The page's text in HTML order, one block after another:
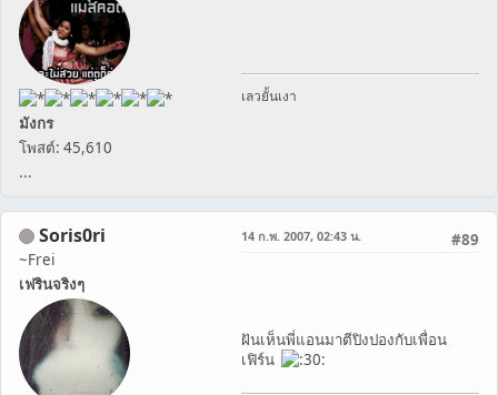
มังกร
โพสต์: 45,610
...
เลวยั้นเงา
Soris0ri
~Frei
เฟรินจริงๆ
#89
14 ก.พ. 2007, 02:43 น.
ฝันเห็นพี่แอนมาตีปิงปองกับเพื่อน
เฟิร์น